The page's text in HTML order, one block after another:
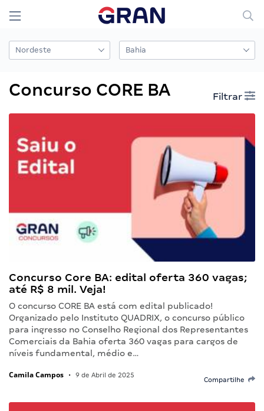
Concurso CORE BA Filtrar
Concurso Core BA: edital oferta 360 vagas;
até R$ 8 mil. Veja!
O concurso CORE BA está com edital publicado!
Organizado pelo Instituto QUADRIX, o concurso público
para ingresso no Conselho Regional dos Representantes
Comerciais da Bahia oferta 360 vagas para cargos de
níveis fundamental, médio e…
Camila Campos • 9 de Abril de 2025
Compartilhe